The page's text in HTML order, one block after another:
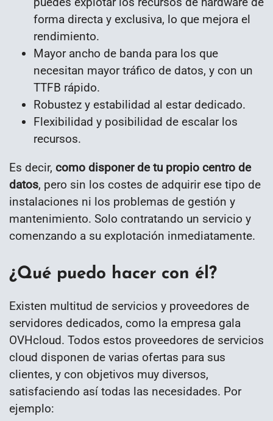
forma directa y exclusiva, lo que mejora el
rendimiento.
Mayor ancho de banda para los que
necesitan mayor tráfico de datos, y con un
TTFB rápido.
Robustez y estabilidad al estar dedicado.
Flexibilidad y posibilidad de escalar los
recursos.
Es decir, como disponer de tu propio centro de
datos, pero sin los costes de adquirir ese tipo de
instalaciones ni los problemas de gestión y
mantenimiento. Solo contratando un servicio y
comenzando a su explotación inmediatamente.
¿Qué puedo hacer con él?
Existen multitud de servicios y proveedores de
servidores dedicados, como la empresa gala
OVHcloud. Todos estos proveedores de servicios
cloud disponen de varias ofertas para sus
clientes, y con objetivos muy diversos,
satisfaciendo así todas las necesidades. Por
ejemplo: